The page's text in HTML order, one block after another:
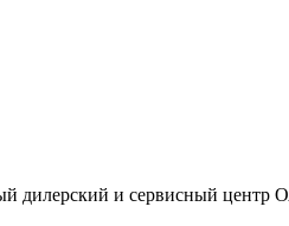
дилерский и сервисный центр